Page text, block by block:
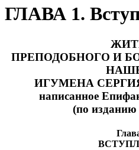
ГЛАВА 1.
ПРЕПОДОБНОГО И
ИГУМЕНА
написанное
(по изданию